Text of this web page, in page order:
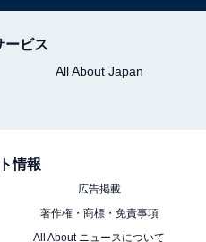
ービス
All About Japan
情報
広告掲載
著作権・商標・免責事項
All About ニュースについて